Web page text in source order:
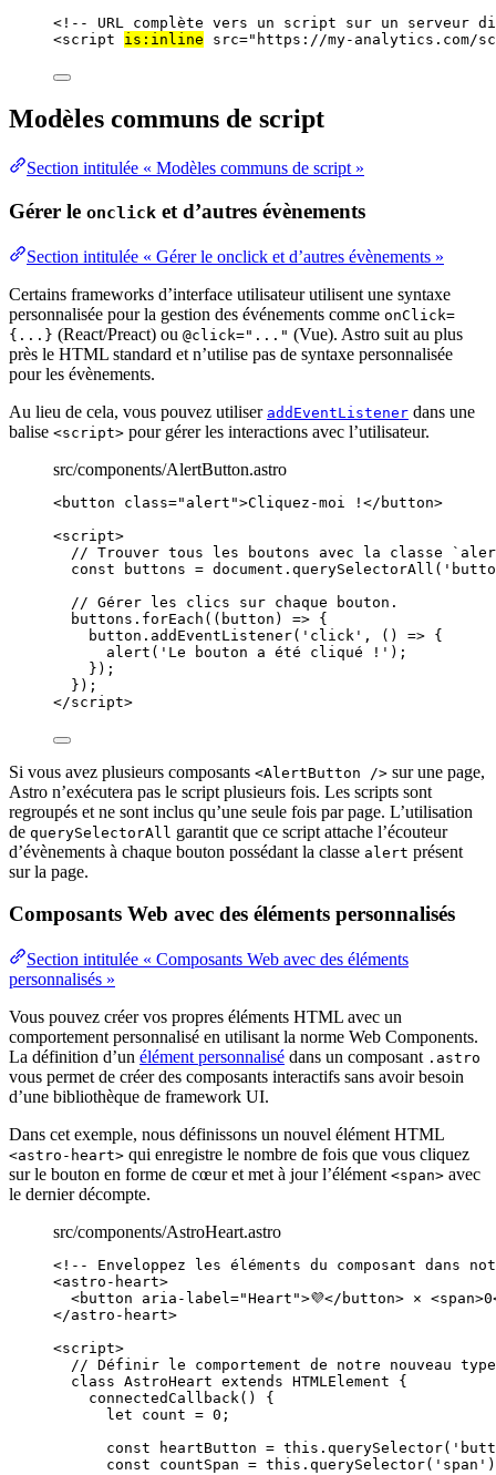
<!-- URL complète vers un script sur un serveur
<script is:inline src=" https://my-analytics.com/
Modèles communs de script
Section intitulée « Modèles communs de script »
Gérer le onclick et d’autres évènements
Section intitulée « Gérer le onclick et d’autres évènements »
Certains frameworks d’interface utilisateur utilisent une syntaxe
personnalisée pour la gestion des événements comme onClick=
{...} (React/Preact) ou @click="..." (Vue). Astro suit au plus
près le HTML standard et n’utilise pas de syntaxe personnalisée
pour les évènements.
Au lieu de cela, vous pouvez utiliser addEventListener dans une
balise <script> pour gérer les interactions avec l’utilisateur.
src/components/AlertButton.astro
<button class=" alert ">Cliquez-moi ! </ button>
<script>
// Trouver tous les boutons avec la classe
const
buttons = document . querySelectorAll ( '
// Gérer les clics sur chaque bouton.
buttons . forEach ( ( button ) => {
button . addEventListener( ' click ' , () => {
alert ( ' Le bouton a été cliqué ! ' );
});
});
</script>
Si vous avez plusieurs composants <AlertButton /> sur une page,
Astro n’exécutera pas le script plusieurs fois. Les scripts sont
regroupés et ne sont inclus qu’une seule fois par page. L’utilisation
de querySelectorAll garantit que ce script attache l’écouteur
d’évènements à chaque bouton possédant la classe alert présent
sur la page.
Composants Web avec des éléments personnalisés
Section intitulée « Composants Web avec des éléments
personnalisés »
Vous pouvez créer vos propres éléments HTML avec un
comportement personnalisé en utilisant la norme Web Components.
La définition d’un élément personnalisé dans un composant .astro
vous permet de créer des composants interactifs sans avoir besoin
d’une bibliothèque de framework UI.
Dans cet exemple, nous définissons un nouvel élément HTML
<astro-heart> qui enregistre le nombre de fois que vous cliquez
sur le bouton en forme de cœur et met à jour l’élément <span> avec
le dernier décompte.
src/components/AstroHeart.astro
<!-- Enveloppez les éléments du composant dans
<astro-heart>
<button aria-label="Heart ">💜</ button> × <span>0
</astro-heart>
<script>
// Définir le comportement de notre nouveau type
class AstroHeart extends HTMLElement {
connectedCallback()
{
let
count = 0 ;
const
heartButton = this . querySelector( '
const
countSpan = this . querySelector( ' span '